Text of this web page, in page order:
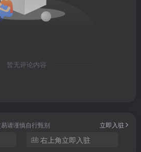
、音频拼接、格式转换、单声道音
修改音乐的音调、节拍、速率，且
暂无评论内容
请谨慎自行甄别 立即入驻
右上角立即入驻